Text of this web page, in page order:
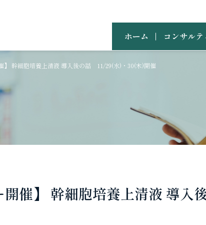
ホーム コンサル
】 幹細胞培養上清液 導入後の話 11/29(水)・30(木)開催
開催】 幹細胞培養上清液 導